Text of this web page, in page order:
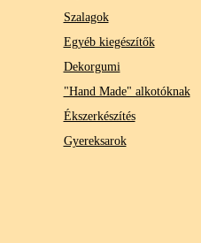
Szalagok
Egyéb kiegészítők
Dekorgumi
"Hand Made" alkotóknak
Ékszerkészítés
Gyereksarok